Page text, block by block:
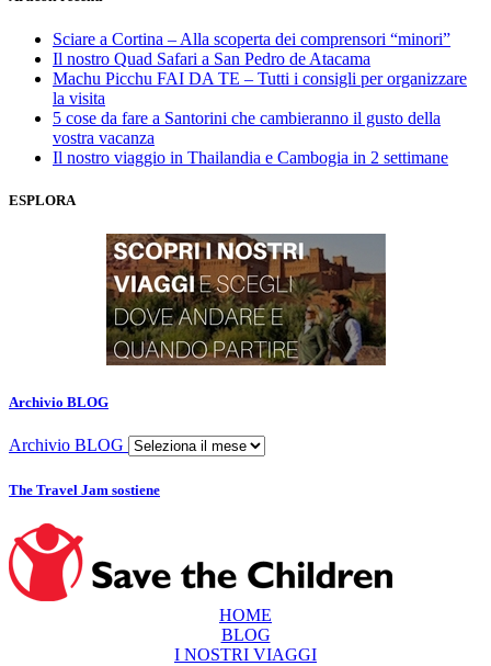
Sciare a Cortina – Alla scoperta dei comprensori “minori”
Il nostro Quad Safari a San Pedro de Atacama
Machu Picchu FAI DA TE – Tutti i consigli per organizzare
la visita
5 cose da fare a Santorini che cambieranno il gusto della
vostra vacanza
Il nostro viaggio in Thailandia e Cambogia in 2 settimane
ESPLORA
Archivio BLOG
Archivio BLOG
The Travel Jam sostiene
HOME
BLOG
I NOSTRI VIAGGI